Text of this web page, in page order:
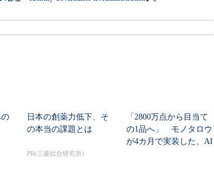
の
日本の創薬力低下、そ
の本当の課題とは
PR(三菱総合研究所)
「2800万点から目当て
の1品へ」 モノタロウ
が4カ月で実装した、AI